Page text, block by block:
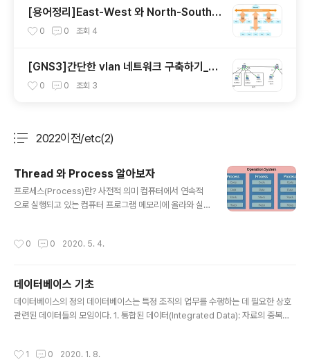
[용어정리]East-West 와 North-South
란?0 0 조회 4
[GNS3]간단한 vlan 네트워크 구축하기_실
습 0 0 조회 3
2022이전/etc(2)
Thread 와 Process 알아보자
프로세스(Process)란? 사전적 의미 컴퓨터에서 연속적
으로 실행되고 있는 컴퓨터 프로그램 메모리에 올라와 실
념으로는 실행된 프로그램을 의미한다. 할당받는 시스템
리 영역 프로세스는 각각 독립된 메모리 영역(Code, Dat
a, Stack, Heap의 구조)을 할당 받는다. 기본적으로 프로
세스당 최소 1개의 스레드(메인 스레드)를 가지고 있다. 각
프로세스가..
0 0 2020. 5. 4.
데이터베이스 기초
데이터베이스의 정의 데이터베이스는 특정 조직의 업무를 수행하는 데 필요한 상호
관련된 데이터들의 모임이다. 1. 통합된 데이터(Integrated Data): 자료의 중복을
유한 업무를 수행하는 데 존재 가치가 확실하고 없어서는 안 될 반드시 필요한 자료
1 0 2020. 1. 8.